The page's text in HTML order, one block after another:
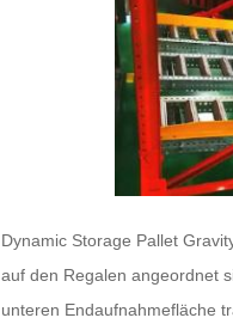
Dynamic Storage Pallet
auf den Regalen angeordnet
unteren Endaufnahmefläche